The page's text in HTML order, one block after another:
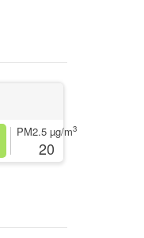
PM2.5 µg/m3
20